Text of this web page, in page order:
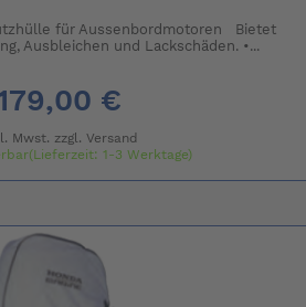
für Aussenbordmotoren Bietet
Ausbleichen und Lackschäden. •...
€
Mwst. zzgl. Versand
1-3 Werktage)